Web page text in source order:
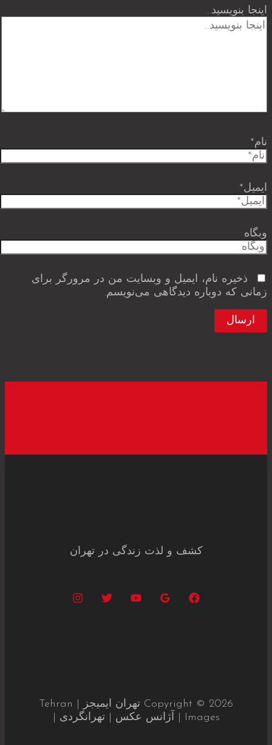
اینجا بنویسید…
نام*
ایمیل*
وبگاه
ذخیره نام، ایمیل و وبسایت من در مرورگر برای
زمانی که دوباره دیدگاهی می‌نویسم.
کشف و لذت زندگی در تهران
Copyright © 2026 تهران ایمیجز | Tehran
Images | آژانس عکس | تهرانگردی |